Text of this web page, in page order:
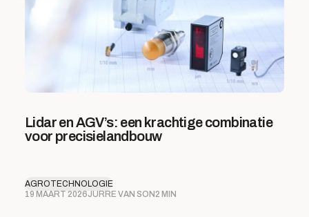
Lidar en AGV’s: een krachtige combinatie
voor precisielandbouw
AGROTECHNOLOGIE
19 MAART 2026JURRE VAN SON 2 MIN